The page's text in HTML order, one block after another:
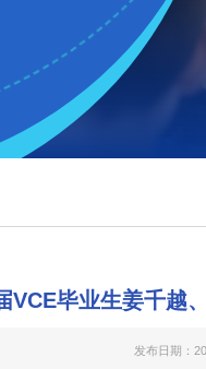
VCE毕业生姜千越
发布日期：